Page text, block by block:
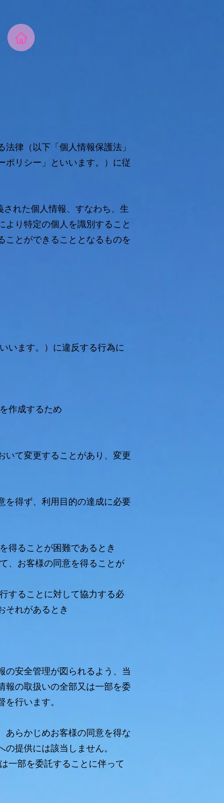
律（以下「個人情報保護法」
ポリシー」といいます。）に従
れた個人情報、すなわち、生
り特定の個人を識別すること
ことができることとなるものを
います。）に違反する行為に
作成するため
いて変更することがあり、変更
を得ず、利用目的の達成に必要
得ることが困難であるとき
、お客様の同意を得ることが
することに対して協力する必
それがあるとき
の安全管理が図られるよう、当
報の取扱いの全部又は一部を委
行います。
あらかじめお客様の同意を得な
提供には該当しません。
一部を委託することに伴って